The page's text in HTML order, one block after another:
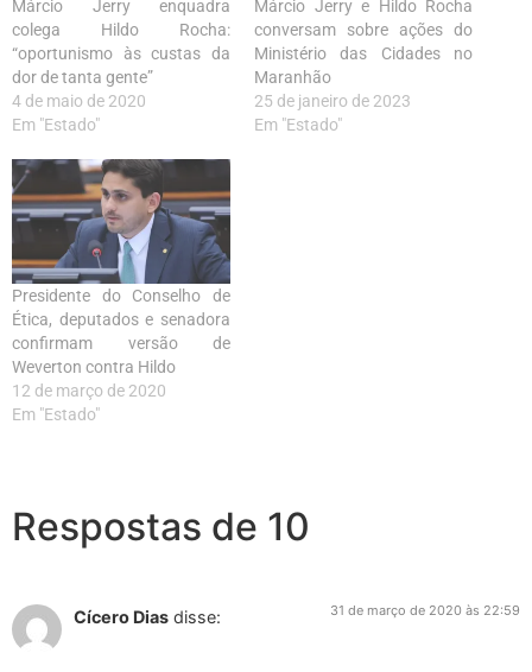
Márcio Jerry enquadra
colega Hildo Rocha:
“oportunismo às custas da
dor de tanta gente”
4 de maio de 2020
Em "Estado"
Márcio Jerry e Hildo Rocha
conversam sobre ações do
Ministério das Cidades no
Maranhão
25 de janeiro de 2023
Em "Estado"
Presidente do Conselho de
Ética, deputados e senadora
confirmam versão de
Weverton contra Hildo
12 de março de 2020
Em "Estado"
Respostas de 10
Cícero Dias disse: 31 de março de 2020 às 22:59